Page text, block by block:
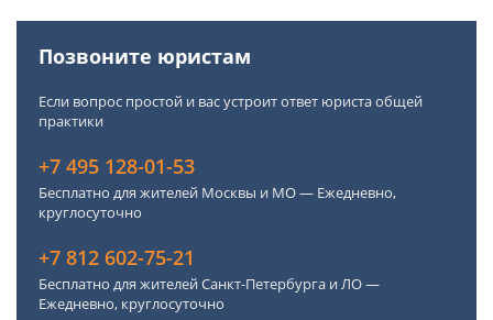
Позвоните юристам
Если вопрос простой и вас устроит ответ юриста общей
практики
+7 495 128-01-53
Бесплатно для жителей Москвы и МО — Ежедневно,
круглосуточно
+7 812 602-75-21
Бесплатно для жителей Санкт-Петербурга и ЛО —
Ежедневно, круглосуточно